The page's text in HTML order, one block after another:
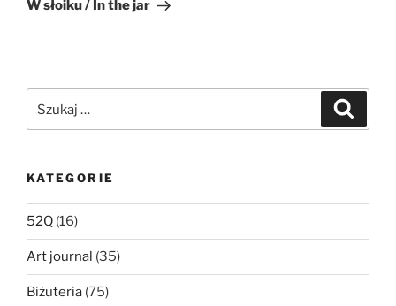
W słoiku / In the jar
KATEGORIE
52Q (16)
Art journal (35)
Biżuteria (75)